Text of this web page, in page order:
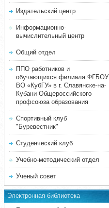
Издательский центр
Информационно-
вычислительный центр
Общий отдел
ППО работников и
обучающихся филиала ФГБОУ
ВО «КубГУ» в г. Славянске-на-
Кубани Общероссийского
профсоюза образования
Спортивный клуб
"Буревестник"
Студенческий клуб
Учебно-методический отдел
Ученый совет
Электронная библиотека